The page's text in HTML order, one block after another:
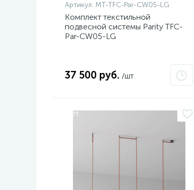
Артикул: MT-TFC-Par-CW05-LG
Комплект текстильной
подвесной системы Parity TFC-
Par-CW05-LG
37 500 руб. /шт
Нет